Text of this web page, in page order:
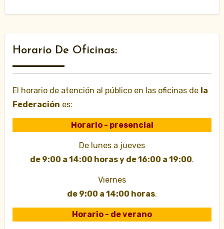
Horario De Oficinas:
El horario de atención al público en las oficinas de la
Federación es:
Horario - presencial
De lunes a jueves
de 9:00 a 14:00 horas y de 16:00 a 19:00.
Viernes
de 9:00 a 14:00 horas.
Horario - de verano